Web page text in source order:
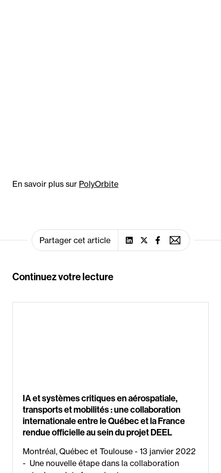
En savoir plus sur PolyOrbite
Partager cet article
Continuez votre lecture
IA et systèmes critiques en aérospatiale,
transports et mobilités : une collaboration
internationale entre le Québec et la France
rendue officielle au sein du projet DEEL
Montréal, Québec et Toulouse - 13 janvier 2022
- Une nouvelle étape dans la collaboration